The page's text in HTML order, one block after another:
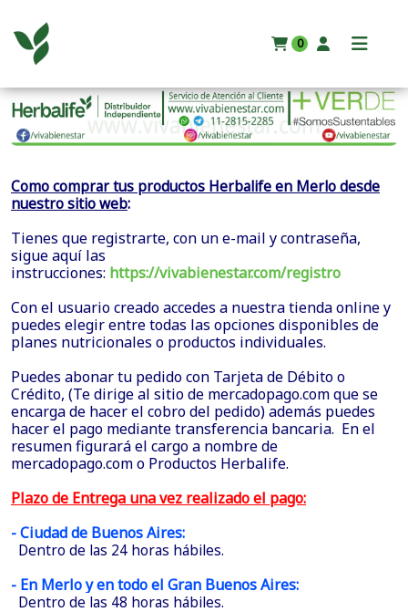
0
Como comprar tus productos Herbalife en Merlo desde
nuestro sitio web:
Tienes que registrarte, con un e-mail y contraseña,
sigue aquí las
instrucciones: https://vivabienestar.com/registro
Con el usuario creado accedes a nuestra tienda online y
puedes elegir entre todas las opciones disponibles de
planes nutricionales o productos individuales.
Puedes abonar tu pedido con Tarjeta de Débito o
Crédito, (Te dirige al sitio de mercadopago.com que se
encarga de hacer el cobro del pedido) además puedes
hacer el pago mediante transferencia bancaria. En el
resumen figurará el cargo a nombre de
mercadopago.com o Productos Herbalife.
Plazo de Entrega una vez realizado el pago:
- Ciudad de Buenos Aires:
Dentro de las 24 horas hábiles.
- En Merlo y en todo el Gran Buenos Aires:
Dentro de las 48 horas hábiles.